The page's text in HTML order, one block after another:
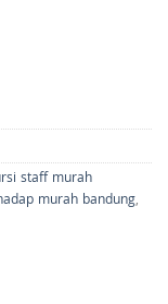
staff murah
murah bandung,